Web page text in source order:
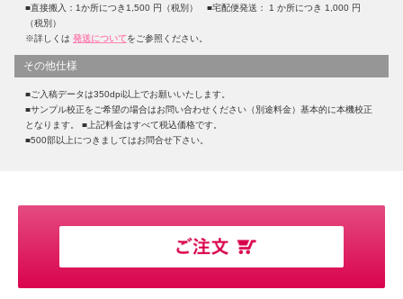
■直接搬入：1か所につき1,500 円（税別） ■宅配便発送： 1 か所につき 1,000 円
（税別）
※詳しくは 発送についてをご参照ください。
その他仕様
■ご入稿データは350dpi以上でお願いいたします。
■サンプル校正をご希望の場合はお問い合わせください（別途料金）基本的に本機校正
となります。 ■上記料金はすべて税込価格です。
■500部以上につきましてはお問合せ下さい。